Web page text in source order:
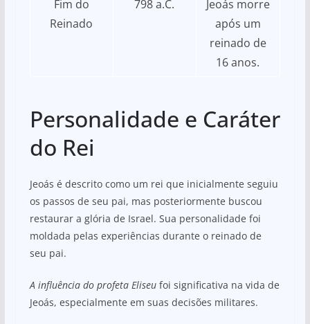
Fim do
Reinado
798 a.C.
Jeoás morre
após um
reinado de
16 anos.
Personalidade e Caráter
do Rei
Jeoás é descrito como um rei que inicialmente seguiu
os passos de seu pai, mas posteriormente buscou
restaurar a glória de Israel. Sua personalidade foi
moldada pelas experiências durante o reinado de
seu pai.
A influência do profeta Eliseufoi significativa na vida de
Jeoás, especialmente em suas decisões militares.